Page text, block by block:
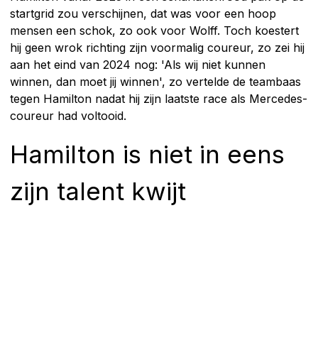
startgrid zou verschijnen, dat was voor een hoop
mensen een schok, zo ook voor Wolff. Toch koestert
hij geen wrok richting zijn voormalig coureur, zo zei hij
aan het eind van 2024 nog: 'Als wij niet kunnen
winnen, dan moet jij winnen', zo vertelde de teambaas
tegen Hamilton nadat hij zijn laatste race als Mercedes-
coureur had voltooid.
Hamilton is niet in eens
zijn talent kwijt